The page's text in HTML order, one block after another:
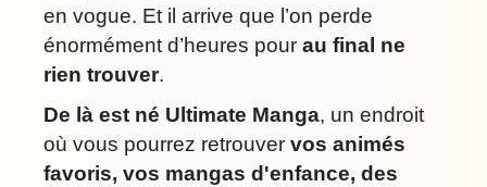
en vogue. Et il arrive que l’on perde
énormément d’heures pour au final ne
rien trouver.
De là est né Ultimate Manga, un endroit
où vous pourrez retrouver vos animés
favoris, vos mangas d'enfance, des